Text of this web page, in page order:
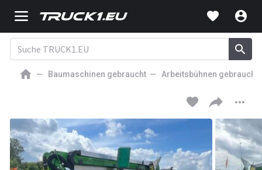
Baumaschinen gebraucht Arbeitsbühnen gebraucht